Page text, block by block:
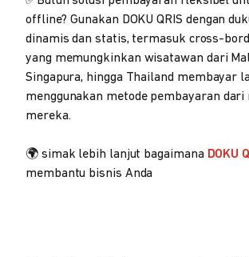
offline? Gunakan DOKU QRIS dengan
dinamis dan statis, termasuk cross-
yang memungkinkan wisatawan dari
Singapura, hingga Thailand membayar
menggunakan metode pembayaran dari
mereka.
🌍 simak lebih lanjut bagaimana DOKU
membantu bisnis Anda